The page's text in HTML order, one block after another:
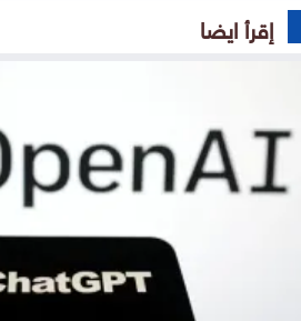
إقرأ ايضا